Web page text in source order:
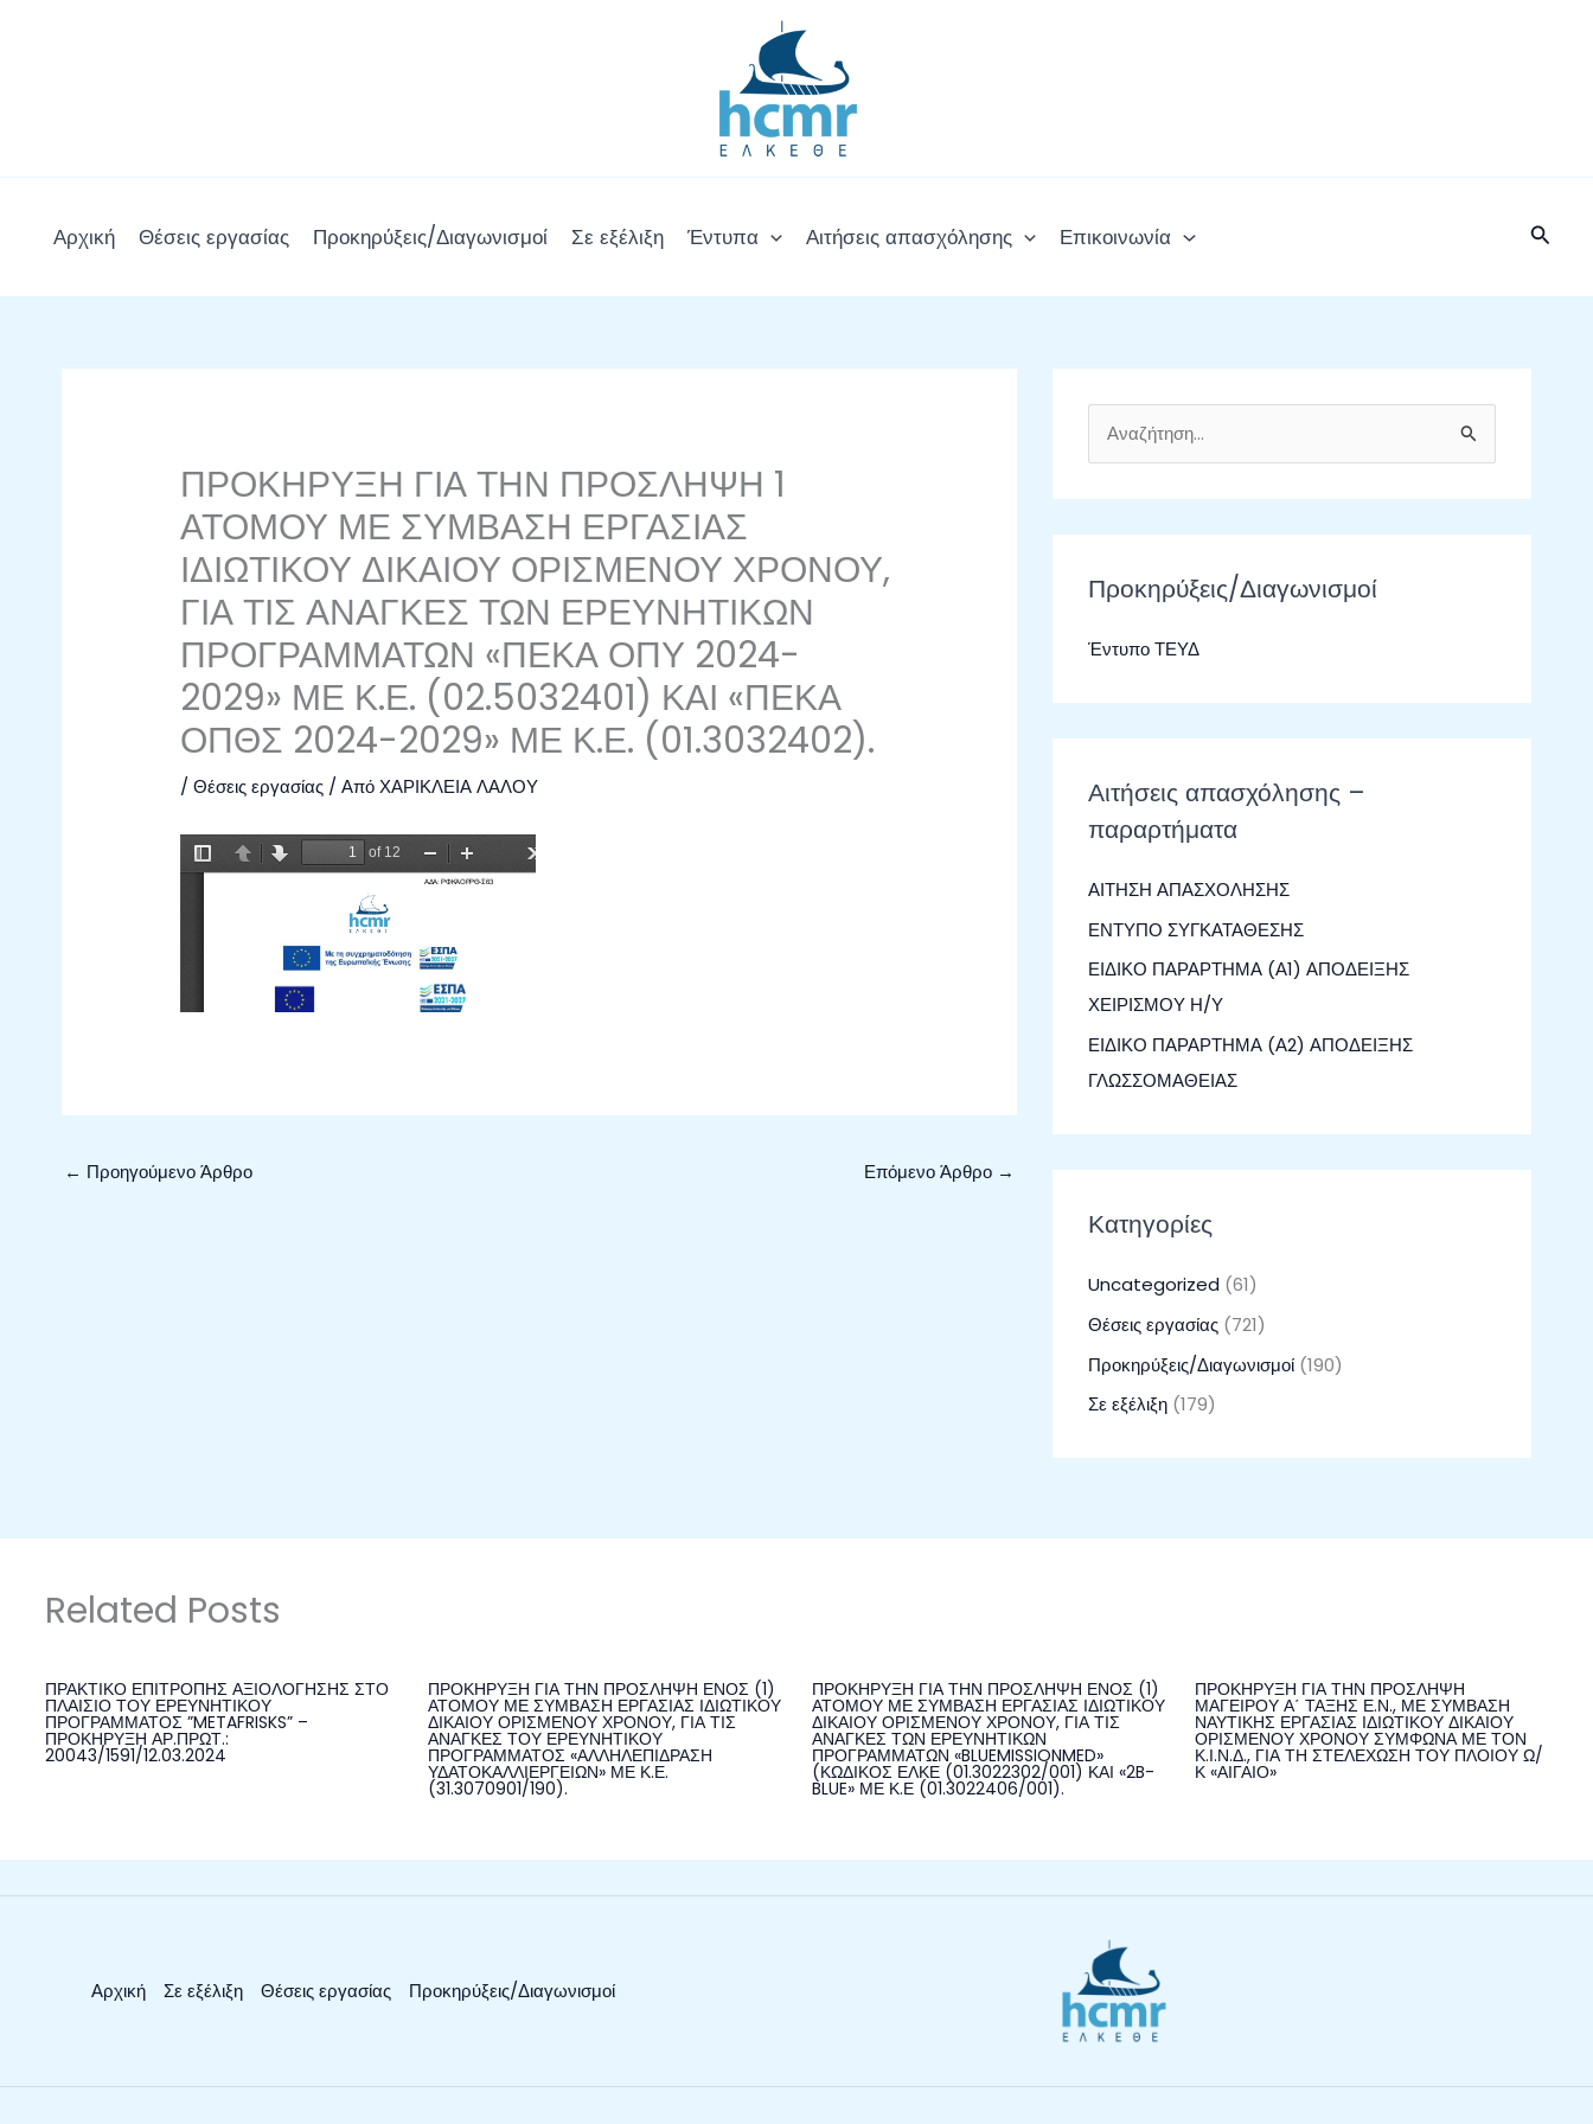
Αρχική Θέσεις εργασίας Προκηρύξεις/Διαγωνισμοί Σε εξέλιξη Έντυπα Αιτήσεις απασχόλησης Επικοινωνία
ΠΡΟΚΗΡΥΞΗ ΓΙΑ ΤΗΝ ΠΡΟΣΛΗΨΗ 1
ΑΤΟΜΟΥ ΜΕ ΣΥΜΒΑΣΗ ΕΡΓΑΣΙΑΣ
ΙΔΙΩΤΙΚΟΥ ΔΙΚΑΙΟΥ ΟΡΙΣΜΕΝΟΥ ΧΡΟΝΟΥ,
ΓΙΑ ΤΙΣ ΑΝΑΓΚΕΣ ΤΩΝ ΕΡΕΥΝΗΤΙΚΩΝ
ΠΡΟΓΡΑΜΜΑΤΩΝ «ΠΕΚΑ ΟΠΥ 2024-
2029» ΜΕ Κ.Ε. (02.5032401) ΚΑΙ «ΠΕΚΑ
ΟΠΘΣ 2024-2029» ΜΕ Κ.Ε. (01.3032402).
/Θέσεις εργασίας / ΑπόΧΑΡΙΚΛΕΙΑ ΛΑΛΟΥ
← Προηγούμενο Άρθρο Επόμενο Άρθρο →
ν
α
ζ
ή
η
ι
α
Προκηρύξεις/Διαγωνισμοί
Έντυπο ΤΕΥΔ
Αιτήσεις απασχόλησης –
παραρτήματα
ΑΙΤΗΣΗ ΑΠΑΣΧΟΛΗΣΗΣ
ΕΝΤΥΠΟ ΣΥΓΚΑΤΑΘΕΣΗΣ
ΕΙΔΙΚΟ ΠΑΡΑΡΤΗΜΑ (Α1) ΑΠΟΔΕΙΞΗΣ
ΧΕΙΡΙΣΜΟΥ Η/Υ
ΕΙΔΙΚΟ ΠΑΡΑΡΤΗΜΑ (Α2) ΑΠΟΔΕΙΞΗΣ
ΓΛΩΣΣΟΜΑΘΕΙΑΣ
Κατηγορίες
Uncategorized (61)
Θέσεις εργασίας (721)
Προκηρύξεις/Διαγωνισμοί (190)
Σε εξέλιξη (179)
Related Posts
ΠΡΑΚΤΙΚΟ ΕΠΙΤΡΟΠΗΣ ΑΞΙΟΛΟΓΗΣΗΣ ΣΤΟ
ΠΛΑΙΣΙΟ ΤΟΥ ΕΡΕΥΝΗΤΙΚΟΥ
ΠΡΟΓΡΑΜΜΑΤΟΣ ”METAFRISKS” –
ΠΡΟΚΗΡΥΞΗ ΑΡ.ΠΡΩΤ.:
20043/1591/12.03.2024
ΠΡΟΚΗΡΥΞΗ ΓΙΑ ΤΗΝ ΠΡΟΣΛΗΨΗ ΕΝΟΣ (1)
ΑΤΟΜΟΥ ΜΕ ΣΥΜΒΑΣΗ ΕΡΓΑΣΙΑΣ ΙΔΙΩΤΙΚΟΥ
ΔΙΚΑΙΟΥ ΟΡΙΣΜΕΝΟΥ ΧΡΟΝΟΥ, ΓΙΑ ΤΙΣ
ΑΝΑΓΚΕΣ ΤΟΥ ΕΡΕΥΝΗΤΙΚΟΥ
ΠΡΟΓΡΑΜΜΑΤΟΣ «ΑΛΛΗΛΕΠΙΔΡΑΣΗ
ΥΔΑΤΟΚΑΛΛΙΕΡΓΕΙΩΝ» ΜΕ Κ.Ε.
(31.3070901/190).
ΠΡΟΚΗΡΥΞΗ ΓΙΑ ΤΗΝ ΠΡΟΣΛΗΨΗ ΕΝΟΣ (1)
ΑΤΟΜΟΥ ΜΕ ΣΥΜΒΑΣΗ ΕΡΓΑΣΙΑΣ ΙΔΙΩΤΙΚΟΥ
ΔΙΚΑΙΟΥ ΟΡΙΣΜΕΝΟΥ ΧΡΟΝΟΥ, ΓΙΑ ΤΙΣ
ΑΝΑΓΚΕΣ ΤΩΝ ΕΡΕΥΝΗΤΙΚΩΝ
ΠΡΟΓΡΑΜΜΑΤΩΝ «BLUEMISSIONMED»
(ΚΩΔΙΚΟΣ ΕΛΚΕ (01.3022302/001) ΚΑΙ «2B-
BLUE» ΜΕ Κ.Ε (01.3022406/001).
ΠΡΟΚΗΡΥΞΗ ΓΙΑ ΤΗΝ ΠΡΟΣΛΗΨΗ
ΜΑΓΕΙΡΟΥ Α΄ ΤΑΞΗΣ Ε.Ν., ΜΕ ΣΥΜΒΑΣΗ
ΝΑΥΤΙΚΗΣ ΕΡΓΑΣΙΑΣ ΙΔΙΩΤΙΚΟΥ ΔΙΚΑΙΟΥ
ΟΡΙΣΜΕΝΟΥ ΧΡΟΝΟΥ ΣΥΜΦΩΝΑ ΜΕ ΤΟΝ
Κ.Ι.Ν.Δ., ΓΙΑ ΤΗ ΣΤΕΛΕΧΩΣΗ ΤΟΥ ΠΛΟΙΟΥ Ω/
Κ «ΑΙΓΑΙΟ»
Αρχική Σε εξέλιξη Θέσεις εργασίας Προκηρύξεις/Διαγωνισμοί